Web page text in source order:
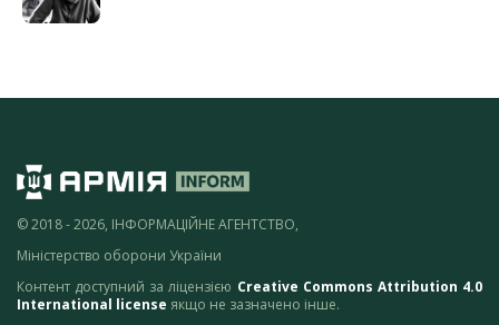
© 2018 - 2026, ІНФОРМАЦІЙНЕ АГЕНТСТВО,
Міністерство оборони України
Контент доступний за ліцензією Creative Commons Attribution 4.0
International license якщо не зазначено інше.